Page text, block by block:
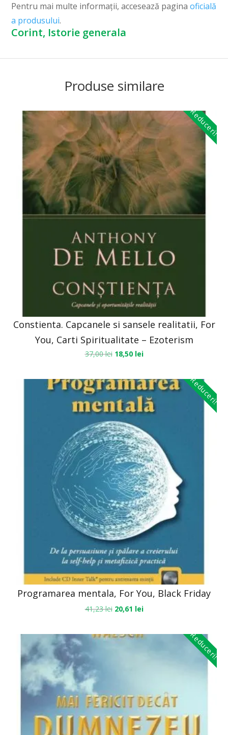
Pentru mai multe informații, accesează paginaoficială
a produsului.
Corint, Istorie generala
Produse similare
Reduceri!
Constienta. Capcanele si sansele realitatii, For
You, Carti Spiritualitate – Ezoterism
37,00lei 18,50 lei
Reduceri!
Programarea mentala, For You, Black Friday
41,23lei 20,61 lei
Reduceri!